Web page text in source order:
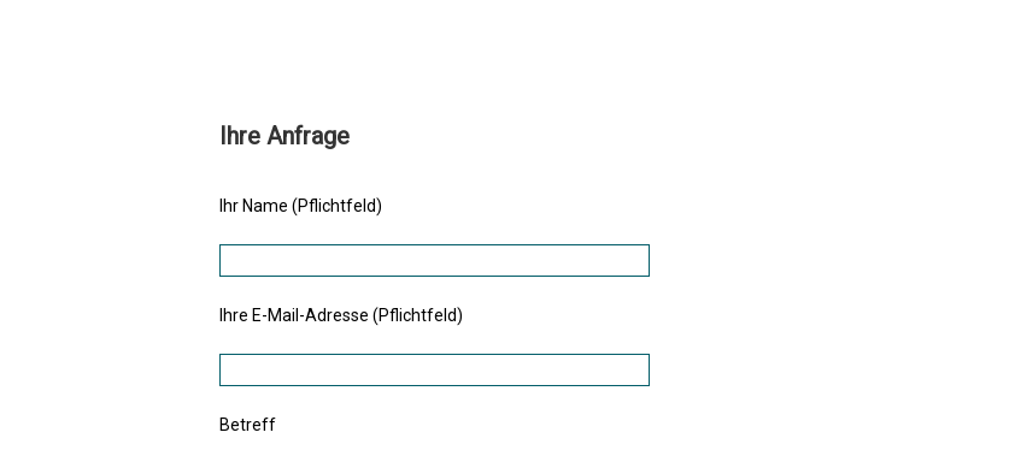
Ihre Anfrage
Ihr Name (Pflichtfeld)
Ihre E-Mail-Adresse (Pflichtfeld)
Betreff